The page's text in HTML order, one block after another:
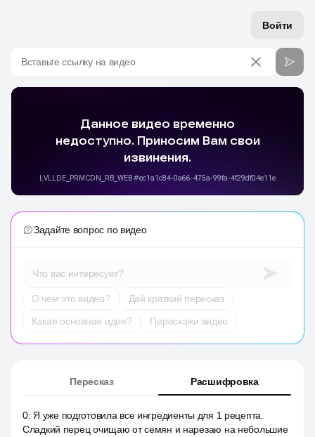
Войти
Вставьте ссылку на видео
Задайте вопрос по видео
Что вас интересует?
О чем это видео?
Дай краткий пересказ
Какая основная идея?
Перескажи видео
Пересказ Расшифровка
0: Я уже подготовила все ингредиенты для 1 рецепта.
Сладкий перец очищаю от семян и нарезаю на небольшие